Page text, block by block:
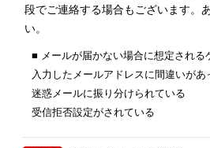
段でご連絡する場合もございます。
い。
■ メールが届かない場合に想定される
入力したメールアドレスに間違いがあ
迷惑メールに振り分けられている
受信拒否設定がされている